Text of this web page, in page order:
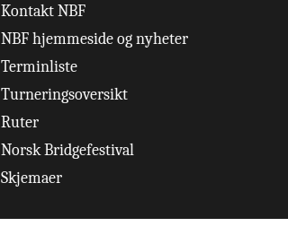
Kontakt NBF
NBF hjemmeside og nyheter
Terminliste
Turneringsoversikt
Ruter
Norsk Bridgefestival
Skjemaer